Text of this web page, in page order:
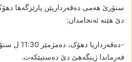
سنۆرێ ھەمی دەڤەرداریێن پارێزگەھا
دێ ھێتە ئەنجامدان:
-
فەرماندا ژینگەھێ دێ دەستپێکەت.